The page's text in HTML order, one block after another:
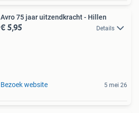
Avro 75 jaar uitzendkracht - Hillen
€ 5,95 Details
Bezoek website 5 mei 26